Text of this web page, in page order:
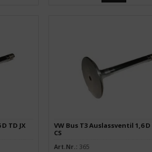
TD JX
VW Bus T3 Auslassventil 1,6 D
CS
Art.Nr.: 365